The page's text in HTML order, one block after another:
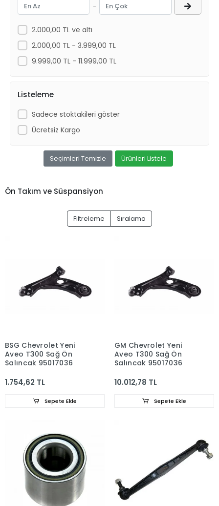
-
2.000,00 TL ve altı
2.000,00 TL - 3.999,00 TL
9.999,00 TL - 11.999,00 TL
Listeleme
Sadece stoktakileri göster
Ücretsiz Kargo
Seçimleri Temizle Ürünleri Listele
Ön Takım ve Süspansiyon
Filtreleme Sıralama
BSG Chevrolet Yeni
Aveo T300 Sağ Ön
Salıncak 95017036
1.754,62 TL
Sepete Ekle
GM Chevrolet Yeni
Aveo T300 Sağ Ön
Salıncak 95017036
10.012,78 TL
Sepete Ekle